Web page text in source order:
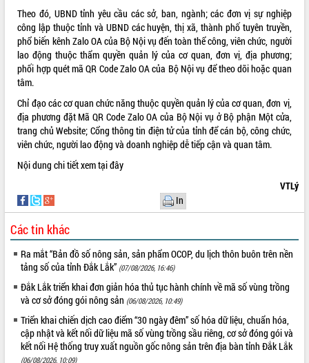
VIDEO
LIÊN KẾT WEB
Theo đó, UBND tỉnh yêu cầu các sở, ban, ngành; các đơn vị sự nghiệp
công lập thuộc tỉnh và UBND các huyện, thị xã, thành phố tuyên truyền,
phổ biến kênh Zalo OA của Bộ Nội vụ đến toàn thể công, viên chức, người
lao động thuộc thẩm quyền quản lý của cơ quan, đơn vị, địa phương;
phối hợp quét mã QR Code Zalo OA của Bộ Nội vụ để theo dõi hoặc quan
tâm.
Chỉ đạo các cơ quan chức năng thuộc quyền quản lý của cơ quan, đơn vị,
địa phương đặt Mã QR Code Zalo OA của Bộ Nội vụ ở Bộ phận Một cửa,
trang chủ Website; Cổng thông tin điện tử của tỉnh để cán bộ, công chức,
viên chức, người lao động và doanh nghiệp dễ tiếp cận và quan tâm.
Nội dung chi tiết xemtại đây
VTLý
In
Các tin khác
Ra mắt “Bản đồ số nông sản, sản phẩm OCOP, du lịch thôn buôn trên nền
tảng số của tỉnh Đắk Lắk” (07/08/2026, 16:46)
Đắk Lắk triển khai đơn giản hóa thủ tục hành chính về mã số vùng trồng
và cơ sở đóng gói nông sản (06/08/2026, 10:49)
Triển khai chiến dịch cao điểm “30 ngày đêm” số hóa dữ liệu, chuẩn hóa,
cập nhật và kết nối dữ liệu mã số vùng trồng sầu riêng, cơ sở đóng gói và
kết nối Hệ thống truy xuất nguồn gốc nông sản trên địa bàn tỉnh Đắk Lắk
(06/08/2026, 10:09)